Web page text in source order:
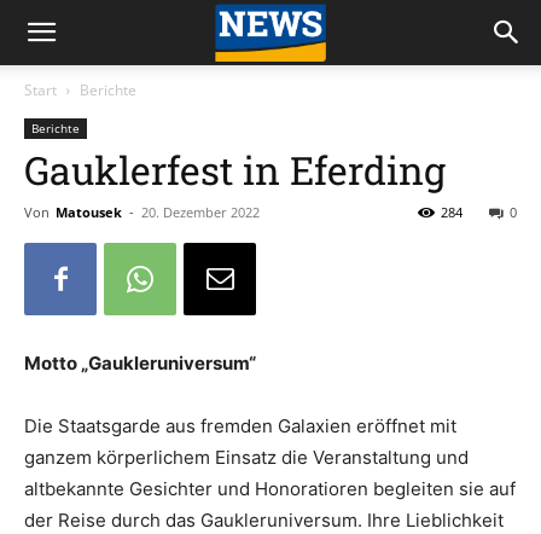
Start Berichte
Berichte
Gauklerfest in Eferding
Von Matousek - 20. Dezember 2022 0
284
Motto „Gaukleruniversum“
Die Staatsgarde aus fremden Galaxien eröffnet mit
ganzem körperlichem Einsatz die Veranstaltung und
altbekannte Gesichter und Honoratioren begleiten sie auf
der Reise durch das Gaukleruniversum. Ihre Lieblichkeit